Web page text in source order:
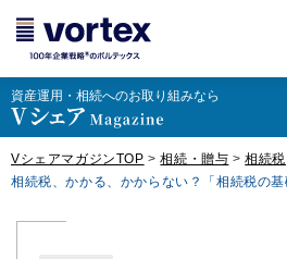
資産運⽤・相続へのお取り組みなら
VシェアマガジンTOP >相続・贈与 >相続税
相続税、かかる、かからない？「相続税の基